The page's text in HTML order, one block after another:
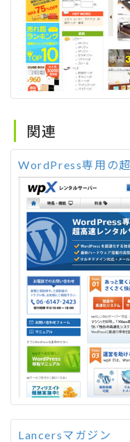
関連
Lancersマガジン